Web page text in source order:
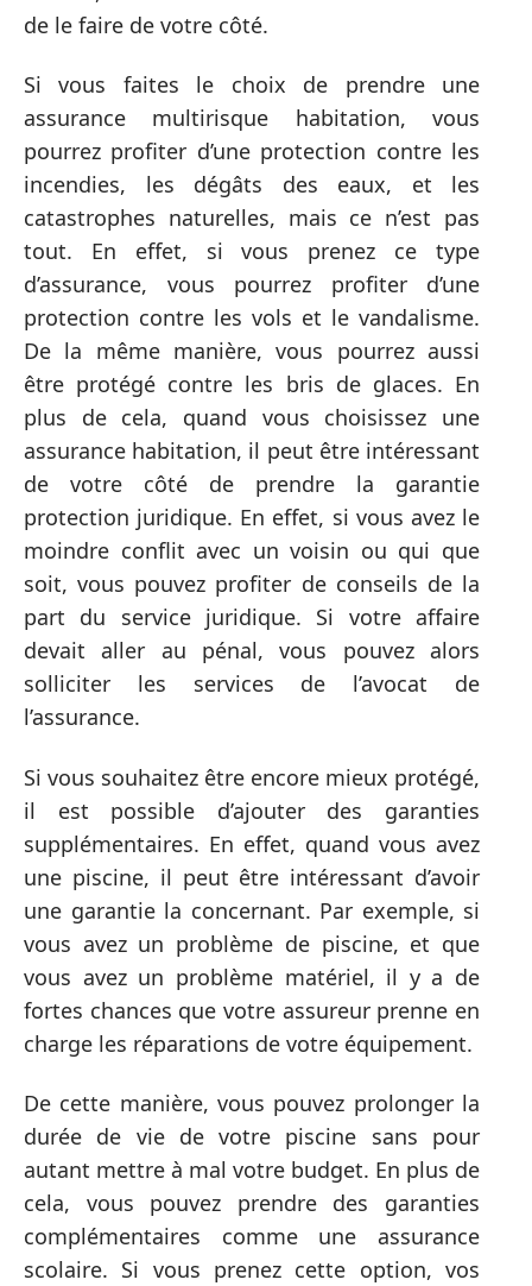
de le faire de votre côté.
Si vous faites le choix de prendre une
assurance multirisque habitation, vous
pourrez profiter d’une protection contre les
incendies, les dégâts des eaux, et les
catastrophes naturelles, mais ce n’est pas
tout. En effet, si vous prenez ce type
d’assurance, vous pourrez profiter d’une
protection contre les vols et le vandalisme.
De la même manière, vous pourrez aussi
être protégé contre les bris de glaces. En
plus de cela, quand vous choisissez une
assurance habitation, il peut être intéressant
de votre côté de prendre la garantie
protection juridique. En effet, si vous avez le
moindre conflit avec un voisin ou qui que
soit, vous pouvez profiter de conseils de la
part du service juridique. Si votre affaire
devait aller au pénal, vous pouvez alors
solliciter les services de l’avocat de
l’assurance.
Si vous souhaitez être encore mieux protégé,
il est possible d’ajouter des garanties
supplémentaires. En effet, quand vous avez
une piscine, il peut être intéressant d’avoir
une garantie la concernant. Par exemple, si
vous avez un problème de piscine, et que
vous avez un problème matériel, il y a de
fortes chances que votre assureur prenne en
charge les réparations de votre équipement.
De cette manière, vous pouvez prolonger la
durée de vie de votre piscine sans pour
autant mettre à mal votre budget. En plus de
cela, vous pouvez prendre des garanties
complémentaires comme une assurance
scolaire. Si vous prenez cette option, vos